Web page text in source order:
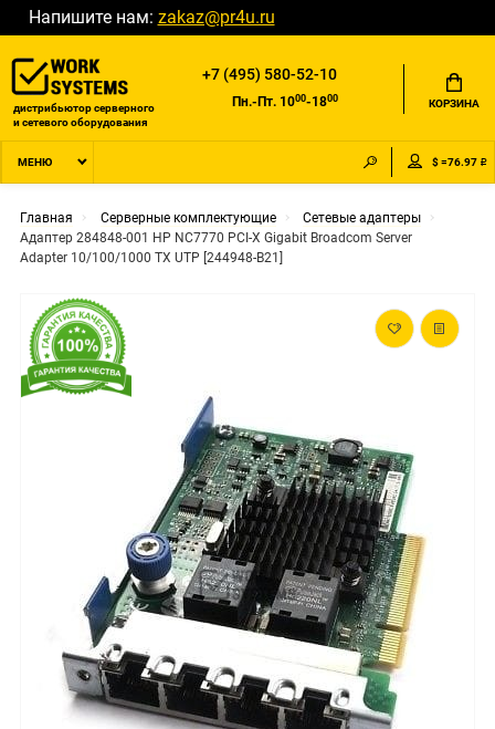
Напишите нам: zakaz@pr4u.ru
дистрибьютор серверного
и сетевого оборудования
+7 (495) 580-52-10
Пн.-Пт. 1000-1800 КОРЗИНА
МЕНЮ $ =76.97 ₽
Главная Серверные комплектующие
Сетевые адаптеры
Адаптер 284848-001 HP NC7770 PCI-X Gigabit Broadcom Server
Adapter 10/100/1000 TX UTP [244948-B21]